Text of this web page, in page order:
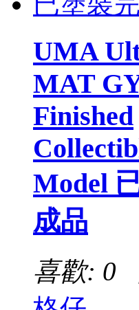
UMA
MAT
Finished
Model
成品
喜歡: 0